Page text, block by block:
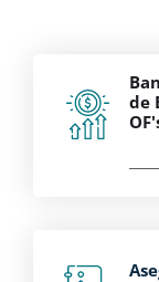
de